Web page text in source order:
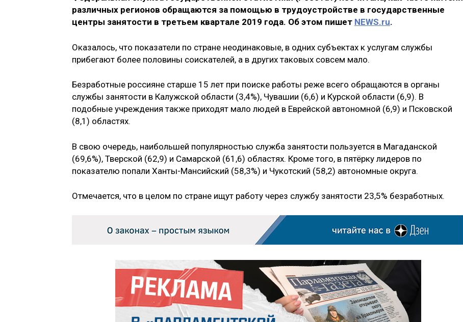
различных регионов обращаются за помощью в трудоустройстве в государственные
центры занятости в третьем квартале 2019 года. Об этом пишет NEWS.ru.
Оказалось, что показатели по стране неодинаковые, в одних субъектах к услугам службы
прибегают более половины соискателей, а в других таковых совсем мало.
Безработные россияне старше 15 лет при поиске работы реже всего обращаются в органы
службы занятости в Калужской области (3,4%), Чувашии (6,6) и Курской области (6,9). В
подобные учреждения также приходят мало людей в Еврейской автономной (6,9) и Псковской
(8,1) областях.
В свою очередь, наибольшей популярностью служба занятости пользуется в Магаданской
(69,6%), Тверской (62,9) и Самарской (61,6) областях. Кроме того, в пятёрку лидеров по
показателю попали Ханты-Мансийский (58,3%) и Чукотский (58,2) автономные округа.
Отмечается, что в целом по стране ищут работу через службу занятости 23,5% безработных.